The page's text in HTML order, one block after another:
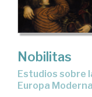
Nobilitas
estudios sobre la nobleza y lo nobiliario en la
Europa Moderna